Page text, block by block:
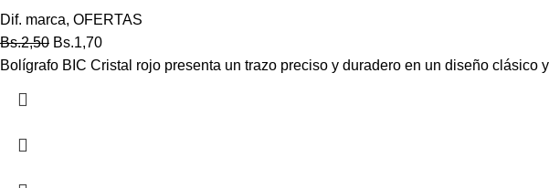
Dif. marca, OFERTAS
Bs.2,50 Bs.1,70
Bolígrafo BIC Cristal rojo presenta un trazo preciso y duradero en un diseño clásico